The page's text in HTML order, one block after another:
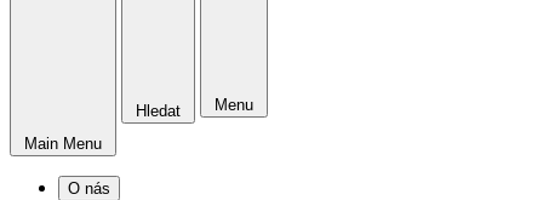
Main Menu
Hledat Menu
O nás